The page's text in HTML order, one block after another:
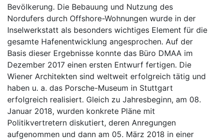
Bevölkerung. Die Bebauung und Nutzung des
Nordufers durch Offshore-Wohnungen wurde in der
Inselwerkstatt als besonders wichtiges Element für die
gesamte Hafenentwicklung angesprochen. Auf der
Basis dieser Ergebnisse konnte das Büro DMAA im
Dezember 2017 einen ersten Entwurf fertigen. Die
Wiener Architekten sind weltweit erfolgreich tätig und
haben u. a. das Porsche-Museum in Stuttgart
erfolgreich realisiert. Gleich zu Jahresbeginn, am 08.
Januar 2018, wurden konkrete Pläne mit
Politikvertretern diskutiert, deren Anregungen
aufgenommen und dann am 05. März 2018 in einer